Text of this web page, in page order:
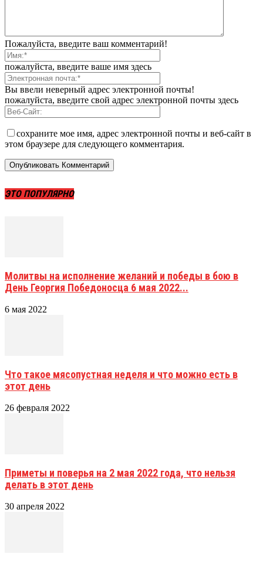
Пожалуйста, введите ваш комментарий!
пожалуйста, введите ваше имя здесь
Вы ввели неверный адрес электронной почты!
пожалуйста, введите свой адрес электронной почты здесь
сохраните мое имя, адрес электронной почты и веб-сайт в
этом браузере для следующего комментария.
ЭТО ПОПУЛЯРНО
Молитвы на исполнение желаний и победы в бою в
День Георгия Победоносца 6 мая 2022...
6 мая 2022
Что такое мясопустная неделя и что можно есть в
этот день
26 февраля 2022
Приметы и поверья на 2 мая 2022 года, что нельзя
делать в этот день
30 апреля 2022